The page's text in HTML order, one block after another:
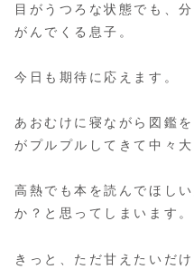
目がうつろな状態でも、
がんでくる息子。
今日も期待に応えます。
あおむけに寝ながら図鑑
がプルプルしてきて中々
高熱でも本を読んでほし
か？と思ってしまいます。
きっと、ただ甘えたいだ